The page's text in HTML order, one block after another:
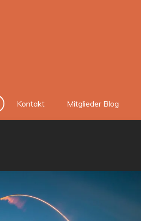
Kontakt Mitglieder Blog